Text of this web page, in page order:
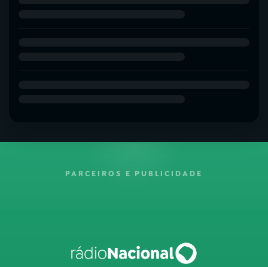
PARCEIROS E PUBLICIDADE